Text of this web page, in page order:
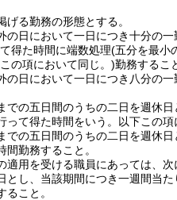
る勤務の形態とする。
の日において一日につき十分の一
得た時間に端数処理(五分を最小
の項において同じ。)勤務するこ
の日において一日につき八分の一
での五日間のうちの二日を週休
て得た時間をいう。以下この
での五日間のうちの二日を週休
勤務すること。
適用を受ける職員にあっては、次
とし、当該期間につき一週間当
こと。